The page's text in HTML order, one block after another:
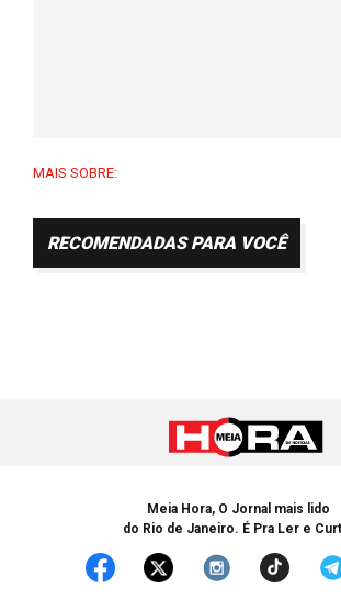
MAIS SOBRE:
RECOMENDADAS PARA VOCÊ
Meia Hora, O Jornal mais lido
do Rio de Janeiro. É Pra Ler e